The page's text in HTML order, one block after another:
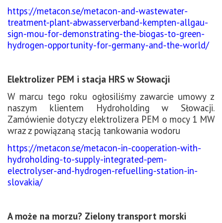
https://metacon.se/metacon-and-wastewater-
treatment-plant-abwasserverband-kempten-allgau-
sign-mou-for-demonstrating-the-biogas-to-green-
hydrogen-opportunity-for-germany-and-the-world/
Elektrolizer PEM i stacja HRS w Słowacji
W marcu tego roku ogłosiliśmy zawarcie umowy z
naszym klientem Hydroholding w Słowacji.
Zamówienie dotyczy elektrolizera PEM o mocy 1 MW
wraz z powiązaną stacją tankowania wodoru
https://metacon.se/metacon-in-cooperation-with-
hydroholding-to-supply-integrated-pem-
electrolyser-and-hydrogen-refuelling-station-in-
slovakia/
A może na morzu? Zielony transport morski